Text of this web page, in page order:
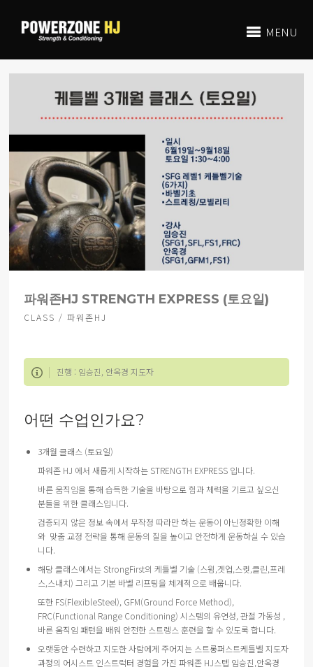
MENU
파워존HJ STRENGTH EXPRESS (토요일)
CLASS / 파워존HJ
진행 : 임승진, 안옥경 지도자
어떤 수업인가요?
3개월 클래스 (토요일)
파워존 HJ 에서 새롭게 시작하는 STRENGTH EXPRESS 입니다.
바른 움직임을 통해 습득한 기술을 바탕으로 힘과 체력을 기르고 싶으신
분들을 위한 클래스입니다.
검증되지 않은 정보 속에서 무작정 따라만 하는 운동이 아닌정확한 이해
와 맞춤 교정 전략을 통해 운동의 질을 높이고 안전하게 운동하실 수 있습
니다.
해당 클래스에서는 StrongFirst의 케틀벨 기술 (스윙,겟업,스퀏,클린,프레
스,스내치)그리고 기본 바벨 리프팅을 체계적으로 배웁니다.
또한 FS(FlexibleSteel), GFM(Ground Force Method),
FRC(Functional Range Conditioning)시스템의 유연성,관절 가동성 ,
바른 움직임 패턴을 배워 안전한 스트렝스 훈련을 할 수 있도록 합니다.
오랫동안 수련하고 지도한 사람에게 주어지는 스트롱퍼스트케틀벨 지도자
과정의 어시스트 인스트럭터 경험을 가진 파워존 HJ스텝 임승진,안옥경